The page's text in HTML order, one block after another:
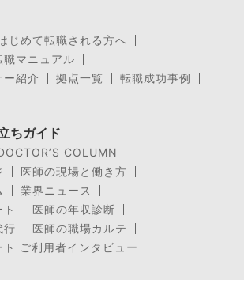
じめて転職される方へ
職マニュアル
ー紹介
拠点一覧
転職成功事例
ちガイド
COLUMN
医師の現場と働き方
業界ニュース
医師の年収診断
行
医師の職場カルテ
ご利用者インタビュー